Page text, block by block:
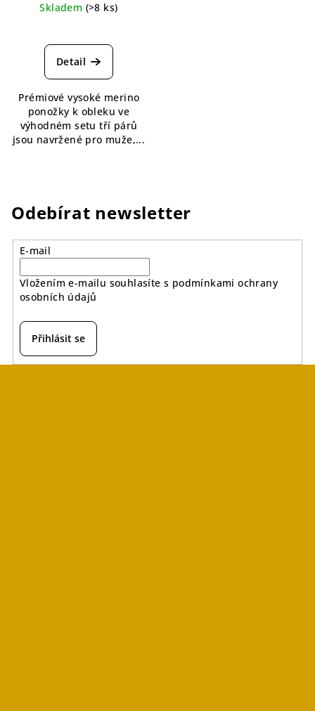
Skladem (>8 ks)
hodnocení
produktu
z
5
hvězdiček.
Detail
Prémiové vysoké merino
ponožky k obleku ve
výhodném setu tří párů
jsou navržené pro muže,...
Odebírat newsletter
E-mail
Vložením e-mailu souhlasíte s podmínkami ochrany
osobních údajů
Přihlásit se